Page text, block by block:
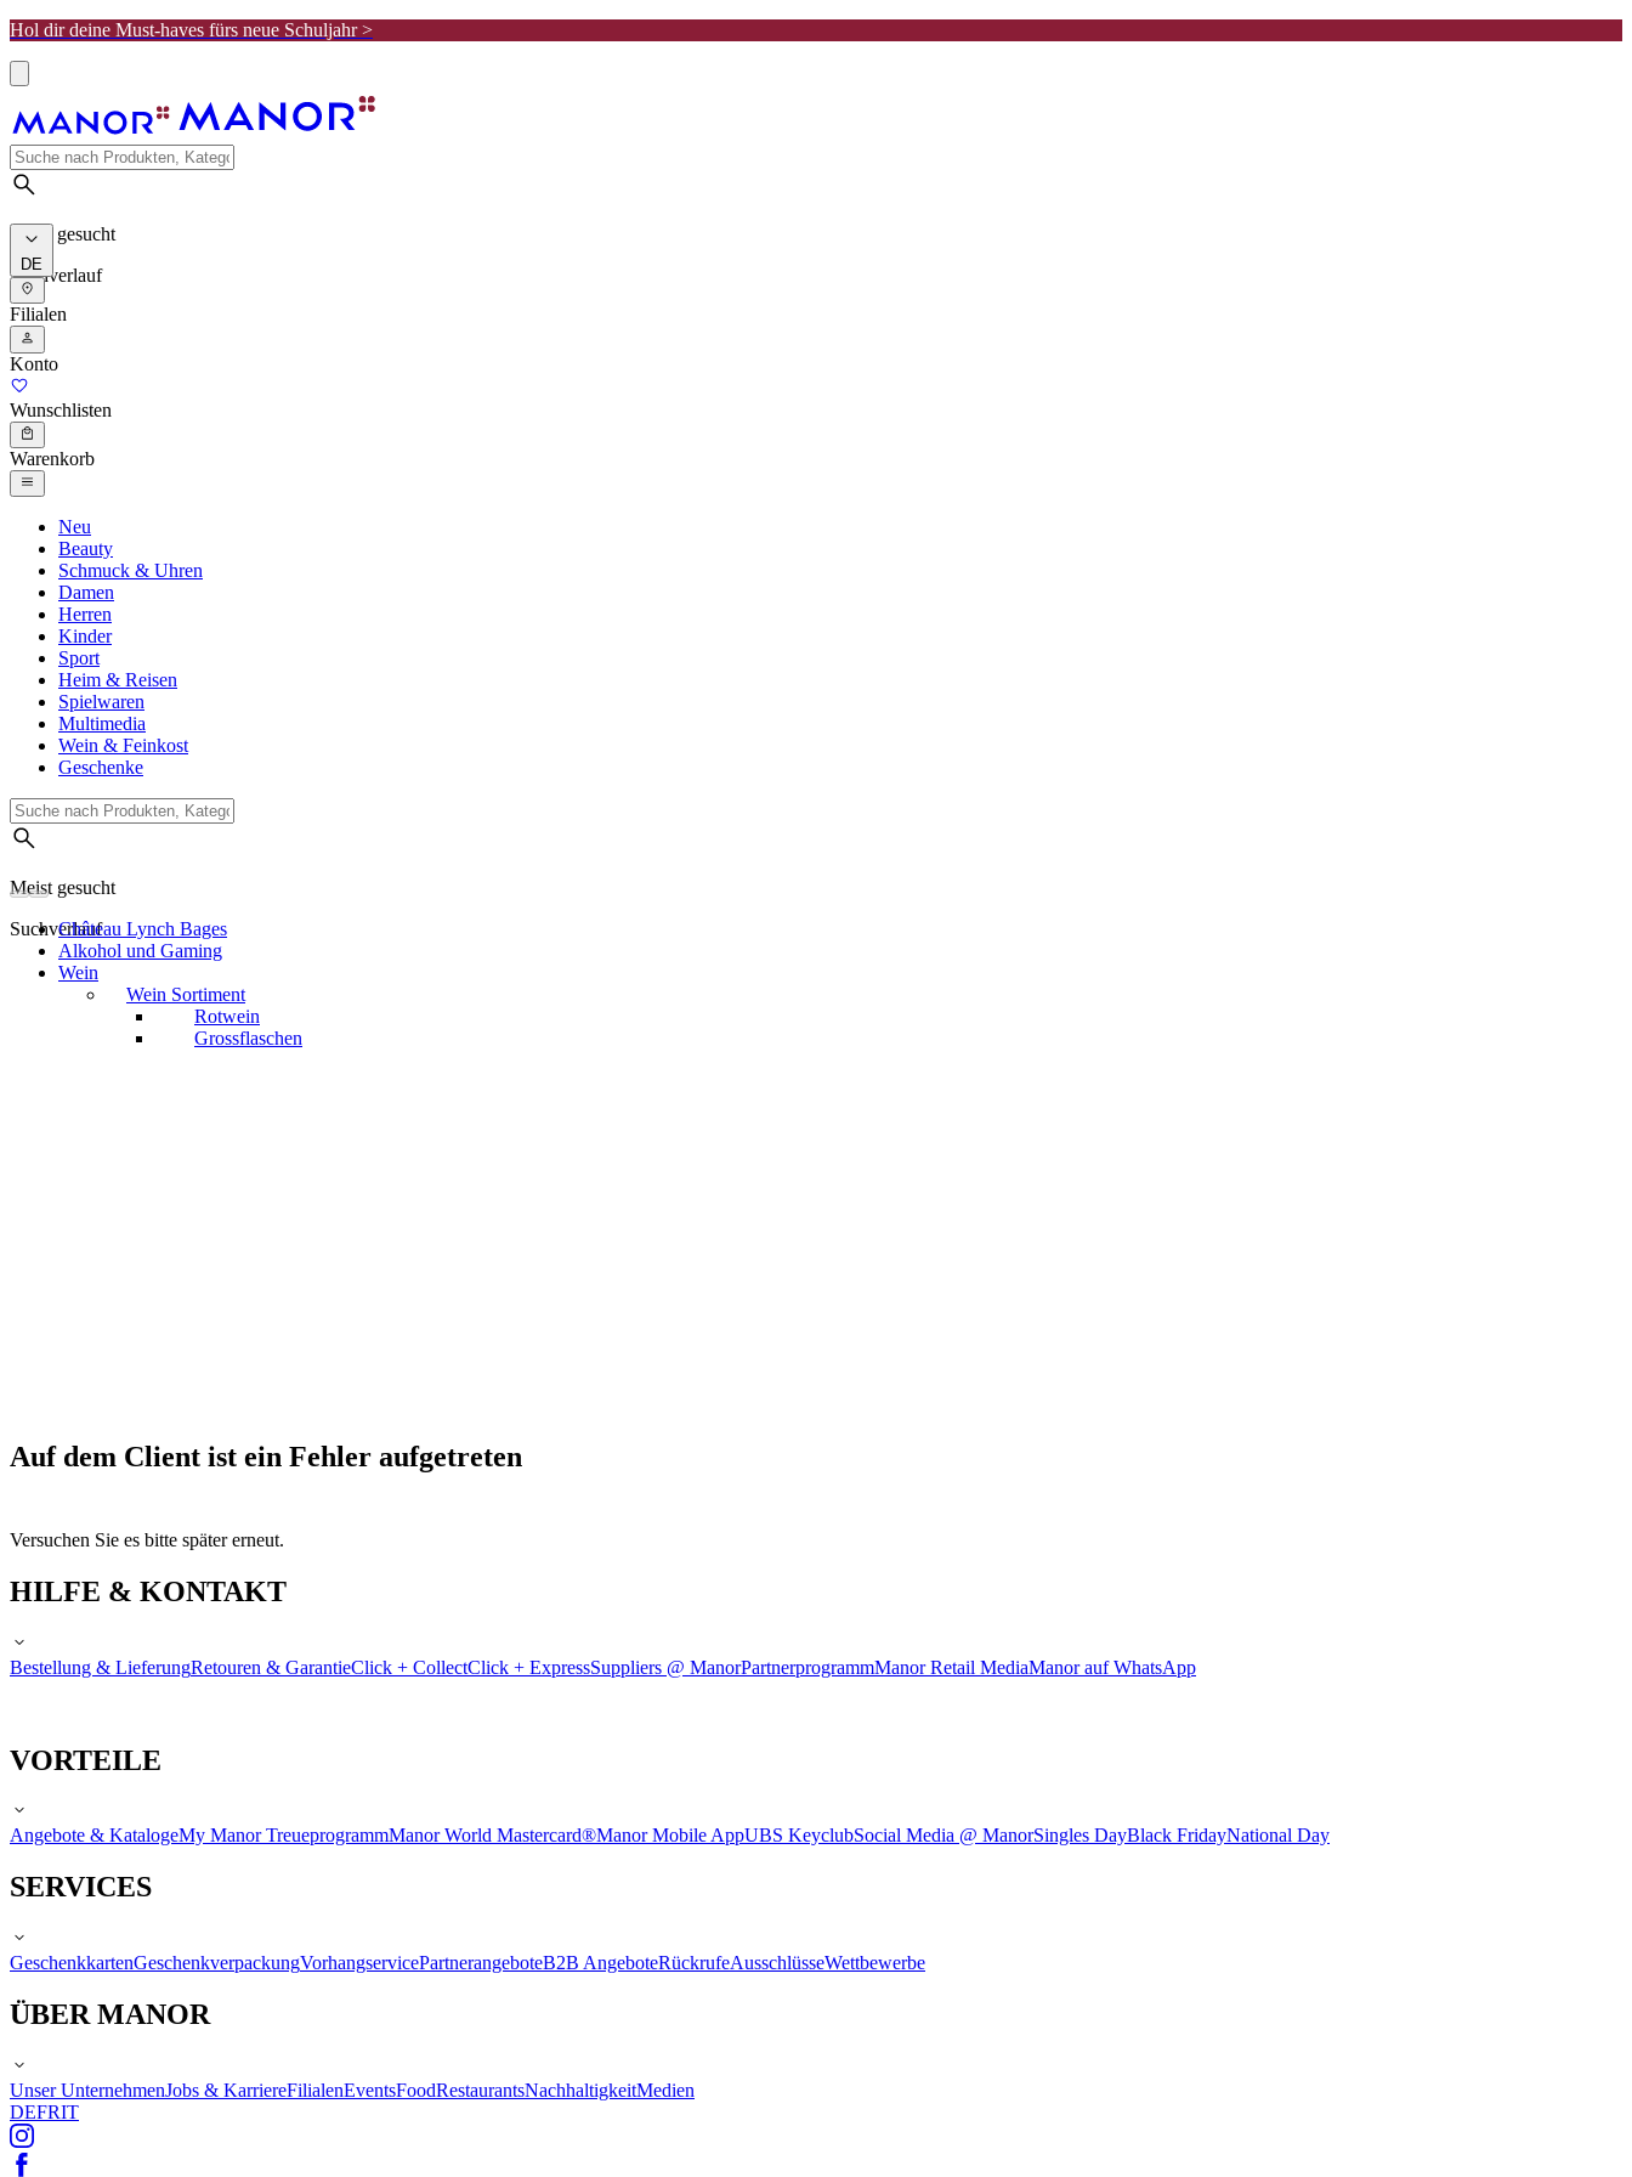
Hol dir deine Must-haves fürs neue Schuljahr >
Meist gesucht
Suchverlauf
DE
Filialen
Konto
Wunschlisten
Warenkorb
Neu
Beauty
Schmuck & Uhren
Damen
Herren
Kinder
Sport
Heim & Reisen
Spielwaren
Multimedia
Wein & Feinkost
Geschenke
Meist gesucht
SuchverlaufChâteau Lynch Bages
Alkohol und Gaming
Wein
Wein Sortiment
Rotwein
Grossflaschen
Auf dem Client ist ein Fehler aufgetreten
Versuchen Sie es bitte später erneut.
HILFE & KONTAKT
Bestellung & LieferungRetouren & GarantieClick + CollectClick + ExpressSuppliers @ ManorPartnerprogrammManor Retail MediaManor auf WhatsApp
VORTEILE
Angebote & KatalogeMy Manor TreueprogrammManor World Mastercard®Manor Mobile AppUBS KeyclubSocial Media @ ManorSingles DayBlack FridayNational Day
SERVICES
GeschenkkartenGeschenkverpackungVorhangservicePartnerangeboteB2B AngeboteRückrufeAusschlüsseWettbewerbe
ÜBER MANOR
Unser UnternehmenJobs & KarriereFilialenEventsFoodRestaurantsNachhaltigkeitMedien
DEFRIT